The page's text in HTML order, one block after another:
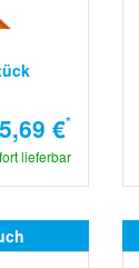
5,69 €*
lieferbar